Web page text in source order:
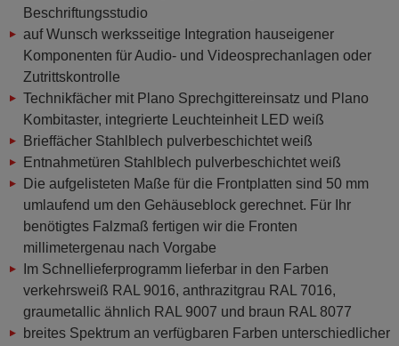
Beschriftungsstudio
auf Wunsch werksseitige Integration hauseigener
Komponenten für Audio- und Videosprechanlagen oder
Zutrittskontrolle
Technikfächer mit Plano Sprechgittereinsatz und Plano
Kombitaster, integrierte Leuchteinheit LED weiß
Brieffächer Stahlblech pulverbeschichtet weiß
Entnahmetüren Stahlblech pulverbeschichtet weiß
Die aufgelisteten Maße für die Frontplatten sind 50 mm
umlaufend um den Gehäuseblock gerechnet. Für Ihr
benötigtes Falzmaß fertigen wir die Fronten
millimetergenau nach Vorgabe
Im Schnellieferprogramm lieferbar in den Farben
verkehrsweiß RAL 9016, anthrazitgrau RAL 7016,
graumetallic ähnlich RAL 9007 und braun RAL 8077
breites Spektrum an verfügbaren Farben unterschiedlicher